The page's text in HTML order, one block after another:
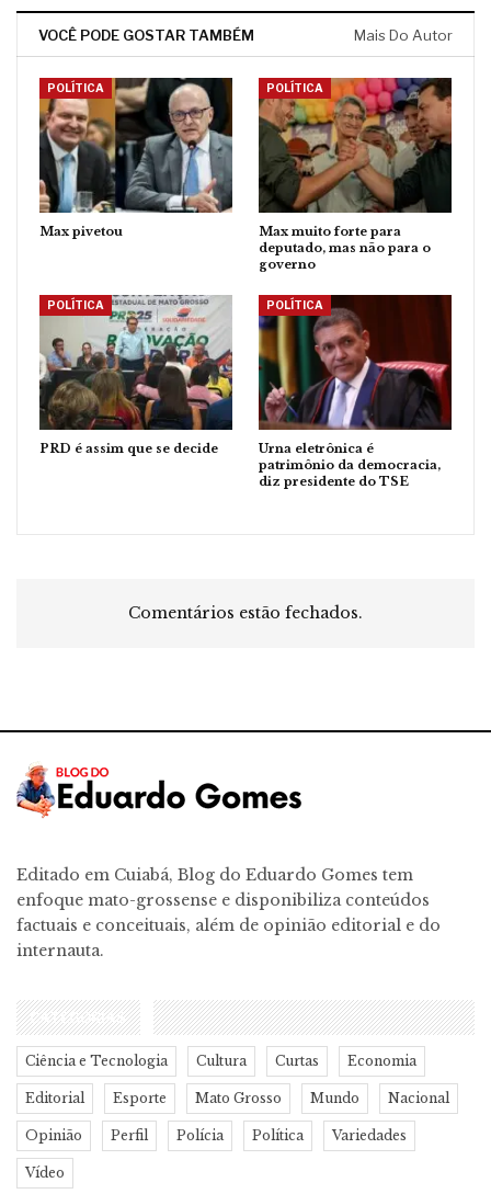
VOCÊ PODE GOSTAR TAMBÉM Mais Do Autor
POLÍTICA
Max pivetou
POLÍTICA
Max muito forte para
deputado, mas não para o
governo
POLÍTICA
PRD é assim que se decide
POLÍTICA
Urna eletrônica é
patrimônio da democracia,
diz presidente do TSE
Comentários estão fechados.
Editado em Cuiabá, Blog do Eduardo Gomes tem
enfoque mato-grossense e disponibiliza conteúdos
factuais e conceituais, além de opinião editorial e do
internauta.
CATEGORIAS
Ciência e Tecnologia Cultura Curtas Economia
Editorial Esporte Mato Grosso Mundo Nacional
Opinião Perfil Polícia Política Variedades
Vídeo